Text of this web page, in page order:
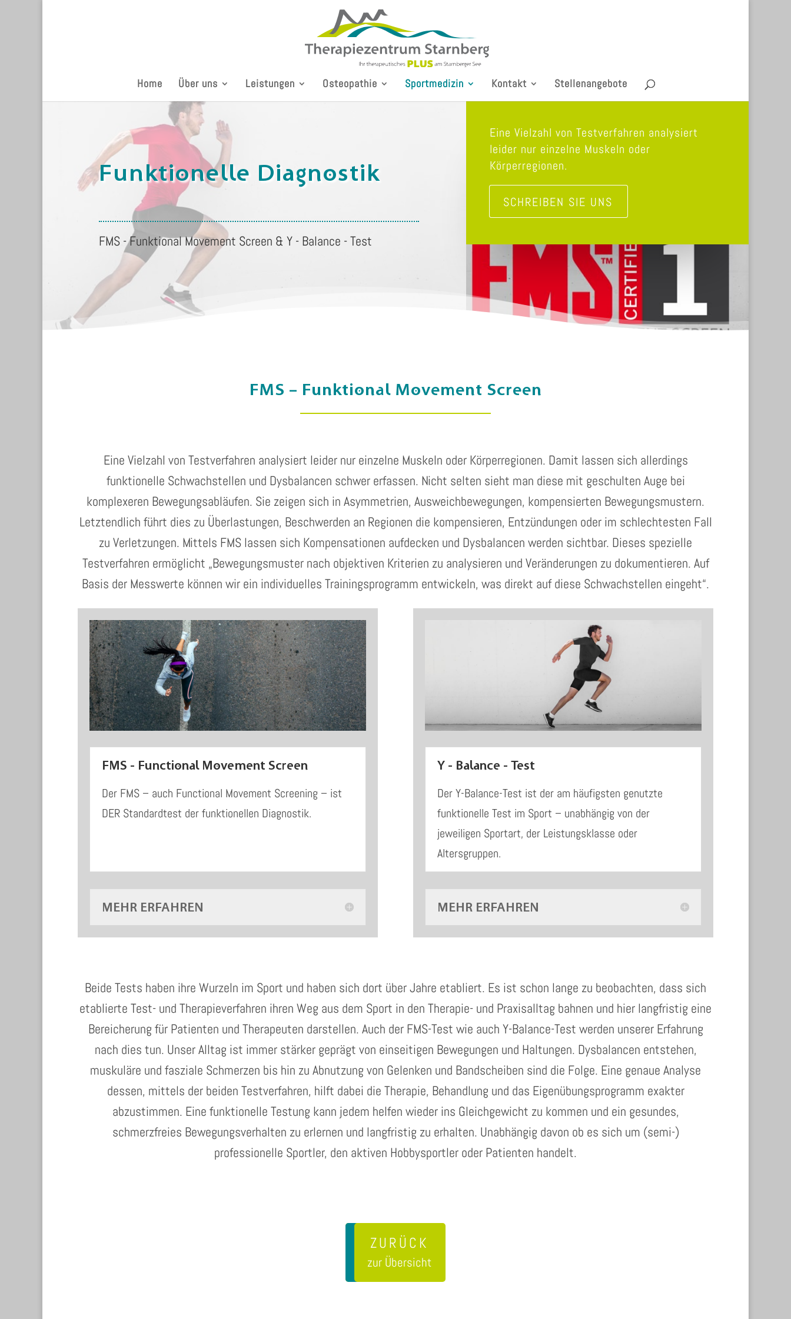
Home Über uns Leistungen Osteopathie Sportmedizin Kontakt Stellenangebote
Funktionelle Diagnostik
FMS - Funktional Movement Screen & Y - Balance - Test
Eine Vielzahl von Testverfahren analysiert
leider nur einzelne Muskeln oder
Körperregionen.
SCHREIBEN SIE UNS
FMS – Funktional Movement Screen
Eine Vielzahl von Testverfahren analysiert leider nur einzelne Muskeln oder Körperregionen. Damit lassen sich allerdings
funktionelle Schwachstellen und Dysbalancen schwer erfassen. Nicht selten sieht man diese mit geschulten Auge bei
komplexeren Bewegungsabläufen. Sie zeigen sich in Asymmetrien, Ausweichbewegungen, kompensierten Bewegungsmustern.
Letztendlich führt dies zu Überlastungen, Beschwerden an Regionen die kompensieren, Entzündungen oder im schlechtesten Fall
zu Verletzungen. Mittels FMS lassen sich Kompensationen aufdecken und Dysbalancen werden sichtbar. Dieses spezielle
Testverfahren ermöglicht „Bewegungsmuster nach objektiven Kriterien zu analysieren und Veränderungen zu dokumentieren. Auf
Basis der Messwerte können wir ein individuelles Trainingsprogramm entwickeln, was direkt auf diese Schwachstellen eingeht“.
FMS - Functional Movement Screen
Der FMS – auch Functional Movement Screening – ist
DER Standardtest der funktionellen Diagnostik.
MEHR ERFAHREN
Y - Balance - Test
Der Y-Balance-Test ist der am häufigsten genutzte
funktionelle Test im Sport – unabhängig von der
jeweiligen Sportart, der Leistungsklasse oder
Altersgruppen.
MEHR ERFAHREN
Beide Tests haben ihre Wurzeln im Sport und haben sich dort über Jahre etabliert. Es ist schon lange zu beobachten, dass sich
etablierte Test- und Therapieverfahren ihren Weg aus dem Sport in den Therapie- und Praxisalltag bahnen und hier langfristig eine
Bereicherung für Patienten und Therapeuten darstellen. Auch der FMS-Test wie auch Y-Balance-Test werden unserer Erfahrung
nach dies tun. Unser Alltag ist immer stärker geprägt von einseitigen Bewegungen und Haltungen. Dysbalancen entstehen,
muskuläre und fasziale Schmerzen bis hin zu Abnutzung von Gelenken und Bandscheiben sind die Folge. Eine genaue Analyse
dessen, mittels der beiden Testverfahren, hilft dabei die Therapie, Behandlung und das Eigenübungsprogramm exakter
abzustimmen. Eine funktionelle Testung kann jedem helfen wieder ins Gleichgewicht zu kommen und ein gesundes,
schmerzfreies Bewegungsverhalten zu erlernen und langfristig zu erhalten. Unabhängig davon ob es sich um (semi-)
professionelle Sportler, den aktiven Hobbysportler oder Patienten handelt.
ZURÜCK
zur Übersicht